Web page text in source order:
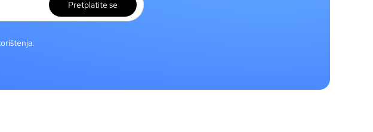
Pretplatite se